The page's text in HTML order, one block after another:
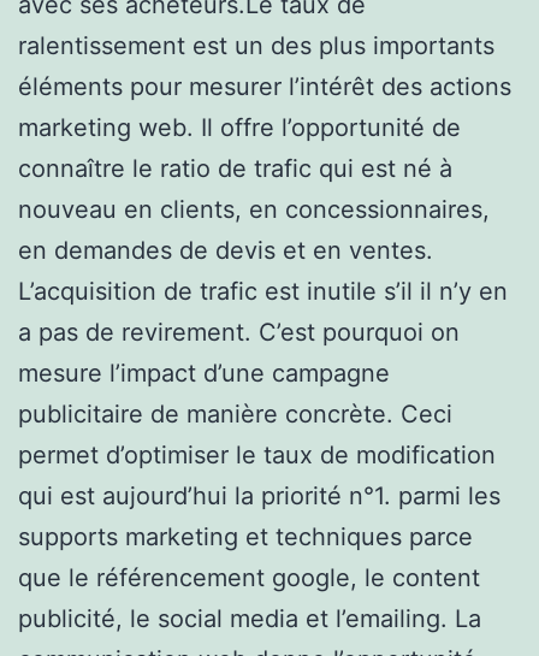
ralentissement est un des plus importants
éléments pour mesurer l’intérêt des actions
marketing web. Il offre l’opportunité de
connaître le ratio de trafic qui est né à
nouveau en clients, en concessionnaires,
en demandes de devis et en ventes.
L’acquisition de trafic est inutile s’il il n’y en
a pas de revirement. C’est pourquoi on
mesure l’impact d’une campagne
publicitaire de manière concrète. Ceci
permet d’optimiser le taux de modification
qui est aujourd’hui la priorité n°1. parmi les
supports marketing et techniques parce
que le référencement google, le content
publicité, le social media et l’emailing. La